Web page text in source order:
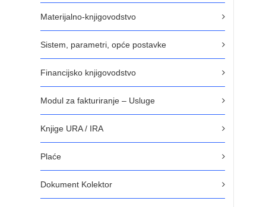
Materijalno-knjigovodstvo
Sistem, parametri, opće postavke
Financijsko knjigovodstvo
Modul za fakturiranje – Usluge
Knjige URA / IRA
Plaće
Dokument Kolektor